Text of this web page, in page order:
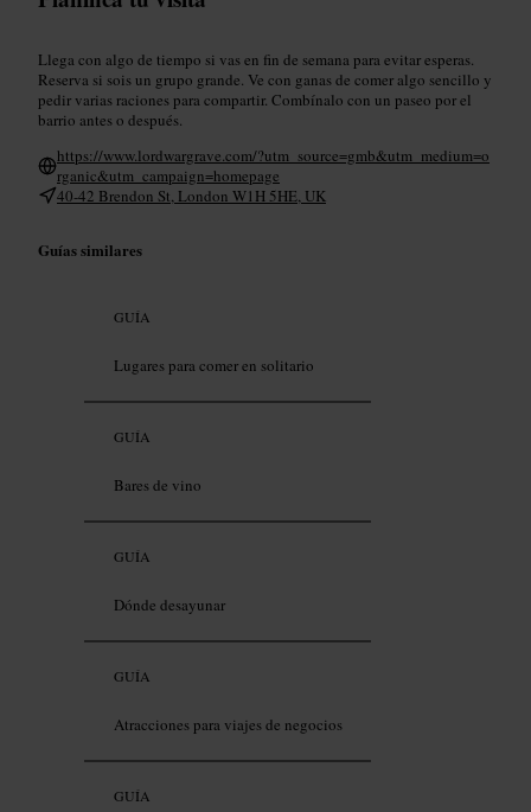
Llega con algo de tiempo si vas en fin de semana para evitar esperas.
Reserva si sois un grupo grande. Ve con ganas de comer algo sencillo y
pedir varias raciones para compartir. Combínalo con un paseo por el
barrio antes o después.
https://www.lordwargrave.com/?utm_source=gmb&utm_medium=o
rganic&utm_campaign=homepage
40-42 Brendon St, London W1H 5HE, UK
Guías similares
GUÍA
Lugares para comer en solitario
GUÍA
Bares de vino
GUÍA
Dónde desayunar
GUÍA
Atracciones para viajes de negocios
GUÍA